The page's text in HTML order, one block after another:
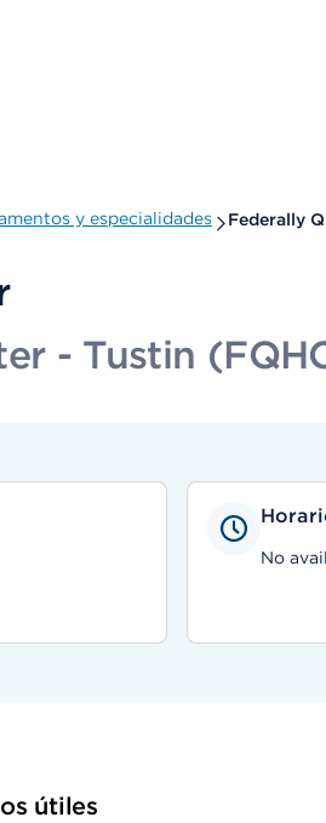
y especialidades Federally
- Tustin
No
útiles